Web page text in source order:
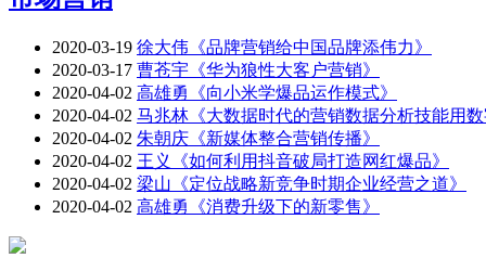
2020-03-19 徐大伟《品牌营销给中国品牌添伟力》
2020-03-17 曹苍宇《华为狼性大客户营销》
2020-04-02 高雄勇《向小米学爆品运作模式》
2020-04-02 马兆林《大数据时代的营销数据分析技能用
2020-04-02 朱朝庆《新媒体整合营销传播》
2020-04-02 王义《如何利用抖音破局打造网红爆品》
2020-04-02 梁山《定位战略新竞争时期企业经营之道》
2020-04-02 高雄勇《消费升级下的新零售》